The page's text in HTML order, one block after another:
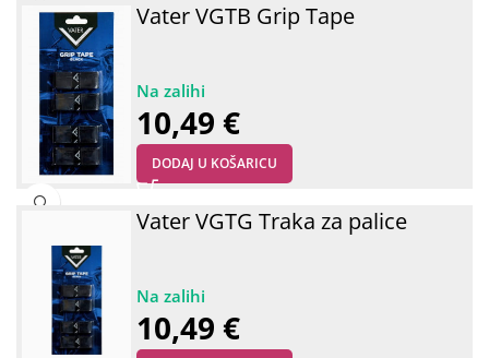
Vater VGTB Grip Tape
10,49 €
DODAJ U KOŠARICU
Vater VGTG Traka za palice
10,49 €